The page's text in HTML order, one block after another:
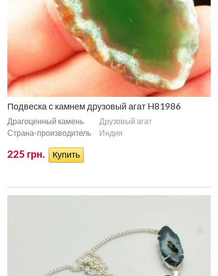
Подвеска с камнем друзовый агат H81986
Драгоценный камень
Друзовый агат
Страна-производитель
Индия
225 грн.